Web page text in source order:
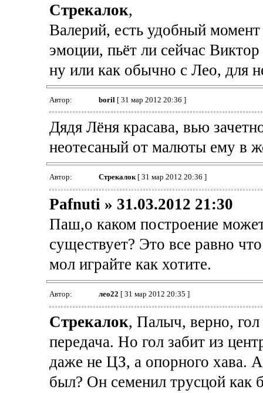
Стрекалок,
Валерий, есть удобный
эмоции, пьёт ли сейчас
ну или как обычно с Лео, для
Автор: boril [ 31 мар 2012 20:36 ]
Дядя Лёня красава, вью
неотесаный от малюты ему в
Автор: Стрекалок[ 31 мар 2012 20:36 ]
Pafnuti » 31.03.2012 21:30
Паш,о каком построение
существует? Это все равно
мол играйте как хотите.
Автор: лео22 [ 31 мар 2012 20:35 ]
Стрекалок, Палыч, верно, гол
передача. Но гол забит из
даже не ЦЗ, а опорного хава.
был? Он семенил трусцой как